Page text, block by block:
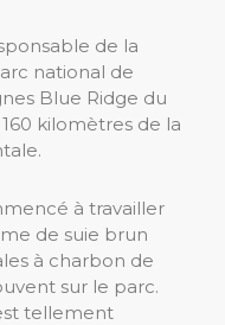
de la
national de
Blue Ridge du
kilomètres de la
à travailler
de suie brun
à charbon de
sur le parc.
tellement